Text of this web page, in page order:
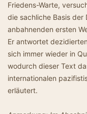
Friedens-Warte,
die sachliche Basis der
anbahnenden ersten
Er antwortet
sich immer wieder in
wodurch dieser Text
internationalen
erläutert.